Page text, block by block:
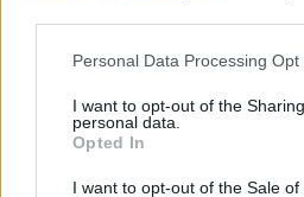
Please note that this website/app
not limited to your visit or usage
grant or deny consent to Google
use your data for below specified
consent section.
Personal Data Processing Opt
I want to opt-out of the
personal data.
Opted In
I want to opt-out of the Sale of